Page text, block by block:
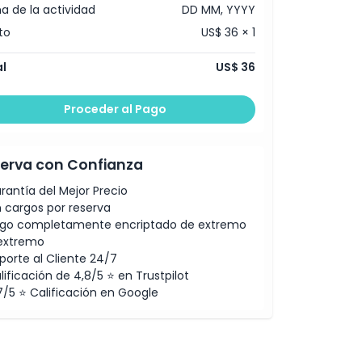
de la actividad
DD MM, YYYY
US$ 36 × 1
US$ 36
Proceder al Pago
con Confianza
del Mejor Precio
cargos por reserva
completamente encriptado de extremo
al Cliente 24/7
de 4,8/5 ⭐ en Trustpilot
5 ⭐ Calificación en Google